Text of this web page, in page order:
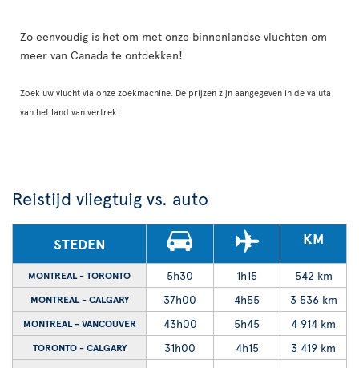
Zo eenvoudig is het om met onze binnenlandse vluchten om
meer van Canada te ontdekken!
Zoek uw vlucht via onze zoekmachine. De prijzen zijn aangegeven in de valuta
van het land van vertrek.
Reistijd vliegtuig vs. auto
STEDEN KM
MONTREAL - TORONTO 5h30 1h15 542 km
MONTREAL - CALGARY 37h00 4h55 3 536 km
MONTREAL - VANCOUVER 43h00 5h45 4 914 km
TORONTO - CALGARY 31h00 4h15 3 419 km